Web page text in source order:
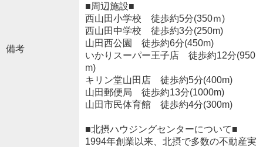
備考
■周辺施設■
西山田小学校 徒歩約5分(350ｍ)
西山田中学校 徒歩約3分(250m)
山田西公園 徒歩約6分(450m)
いかりスーパー王子店 徒歩約12分(950
m)
キリン堂山田店 徒歩約5分(400m)
山田郵便局 徒歩約13分(1000m)
山田市民体育館 徒歩約4分(300m)
■北摂ハウジングセンターについて■
1994年創業以来、北摂で多数の不動産実